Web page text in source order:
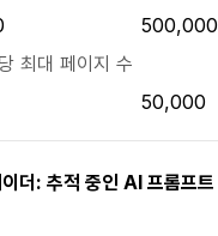
500,000
최대 페이지 수
50,000
더: 추적 중인 AI 프롬프트